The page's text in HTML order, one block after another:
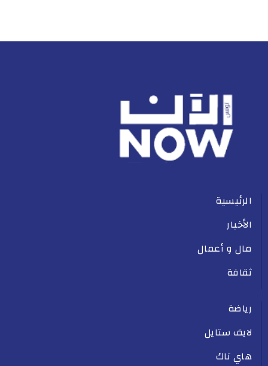
الرئيسية
الأخبار
مال و أعمال
ثقافة
رياضة
لايف ستايل
هاي تاك